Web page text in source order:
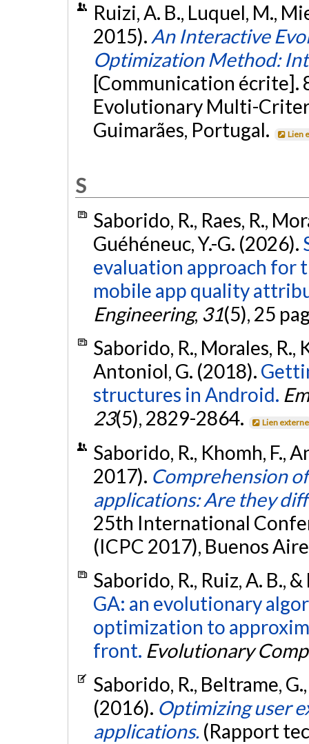
Ruizi, A. B., Luquel, M.,
2015). An Interactive
Optimization Method:
[Communication
Evolutionary Multi-
Guimarães, Portugal.
Lien
S
Saborido, R., Raes, R.,
Guéhéneuc, Y.-G. (2026).
evaluation approach for
mobile app quality
Engineering, 31(5), 25
Saborido, R., Morales, R.,
Antoniol, G. (2018).
structures in Android.
23(5), 2829-2864. Lien externe
Saborido, R., Khomh, F.,
2017). Comprehension
applications: Are they
25th International
(ICPC 2017), Buenos
Saborido, R., Ruiz, A. B.,
GA: an evolutionary
optimization to
front. Evolutionary
Saborido, R., Beltrame,
(2016). Optimizing user
applications. (Rapport